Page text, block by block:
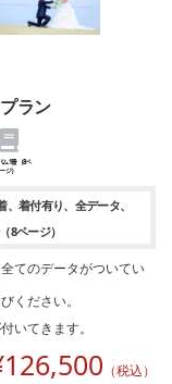
ラン
ム1冊（8ペ
ージ）
着付有り
全データ
8ページ）
てのデータがついてい
ください。
いてきます。
126,500 （税込）